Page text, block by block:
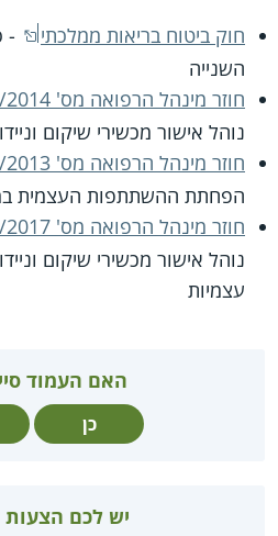
חוק ביטוח בריאות ממלכתי
השנייה
חוזר מינהל הרפואה מס' 1/2014 מיום 07.01.2014
נוהל אישור מכשירי שיקום
חוזר מינהל הרפואה מס' 2/2013 מיום 13.01.2013
הפחתת ההשתתפות העצמית
חוזר מינהל הרפואה מס' 14/2017 מיום 04.05.2017
נוהל אישור מכשירי שיקום
עצמיות
האם העמוד
כן
יש לכם הצעות